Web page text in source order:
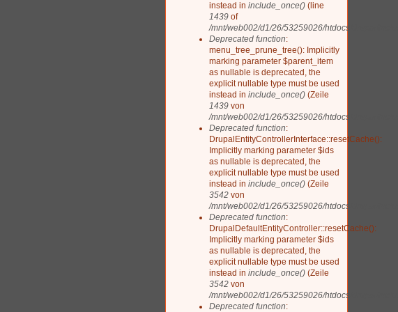
instead in include_once() (line
1439 of
/mnt/web002/d1/26/53259026/htdocs/drupal/
Deprecated function:
menu_tree_prune_tree(): Implicitly
marking parameter $parent_item
as nullable is deprecated, the
explicit nullable type must be used
instead in include_once() (Zeile
1439 von
/mnt/web002/d1/26/53259026/htdocs/drupal/
Deprecated function:
DrupalEntityControllerInterface::resetCache():
Implicitly marking parameter $ids
as nullable is deprecated, the
explicit nullable type must be used
instead in include_once() (Zeile
3542 von
/mnt/web002/d1/26/53259026/htdocs/drupal/
Deprecated function:
DrupalDefaultEntityController::resetCache():
Implicitly marking parameter $ids
as nullable is deprecated, the
explicit nullable type must be used
instead in include_once() (Zeile
3542 von
/mnt/web002/d1/26/53259026/htdocs/drupal/
Deprecated function: